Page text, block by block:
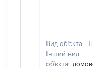
Вид об'єкта:
Інший вид
об'єкта: